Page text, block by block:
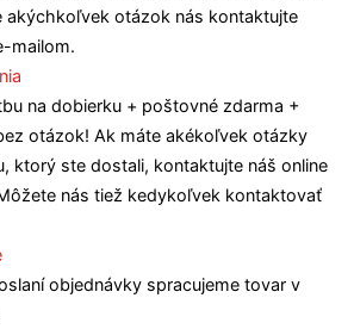
akýchkoľvek otázok nás kontaktujte
mailom.
na dobierku + poštovné zdarma +
otázok! Ak máte akékoľvek otázky
ktorý ste dostali, kontaktujte náš online
nás tiež kedykoľvek kontaktovať
objednávky spracujeme tovar v